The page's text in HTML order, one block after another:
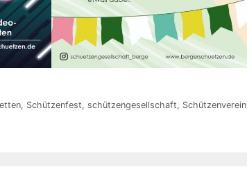
, Schützenfest, schützengesellschaft, Schützenverein